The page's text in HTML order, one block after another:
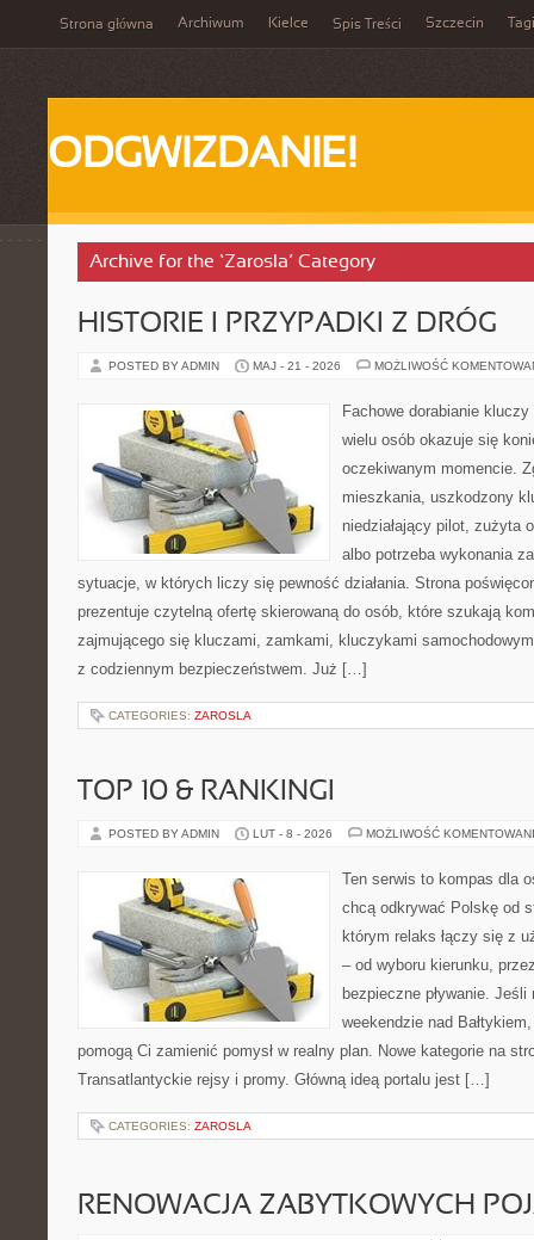
Strona główna Archiwum Kielce Spis Treści Szczecin Tagi
ODGWIZDANIE!
Archive for the ‘Zarosla’ Category
HISTORIE I PRZYPADKI Z DRÓG
POSTED BY ADMIN MAJ - 21 - 2026 MOŻLIWOŚĆ
Fachowe dorabianie
wielu osób okazuje się
oczekiwanym momencie.
mieszkania, uszkodzony
niedziałający pilot, zużyta
albo potrzeba wykonania
sytuacje, w których liczy się pewność działania. Strona
prezentuje czytelną ofertę skierowaną do osób, które szukają
zajmującego się kluczami, zamkami, kluczykami
z codziennym bezpieczeństwem. Już […]
CATEGORIES: ZAROSLA
TOP 10 & RANKINGI
POSTED BY ADMIN LUT - 8 - 2026 MOŻLIWOŚĆ
Ten serwis to kompas dla
chcą odkrywać Polskę od
którym relaks łączy się z
– od wyboru kierunku,
bezpieczne pływanie.
weekendzie nad
pomogą Ci zamienić pomysł w realny plan. Nowe kategorie na
Transatlantyckie rejsy i promy. Główną ideą portalu jest […]
CATEGORIES: ZAROSLA
RENOWACJA ZABYTKOWYCH